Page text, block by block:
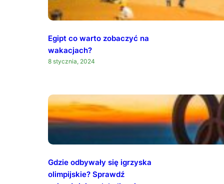
Egipt co warto zobaczyć na
wakacjach?
8 stycznia, 2024
Gdzie odbywały się igrzyska
olimpijskie? Sprawdź